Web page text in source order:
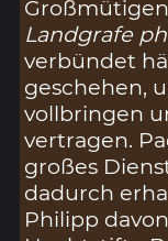
Landgrafe
verbündet
geschehen,
vollbringen
vertragen.
großes
dadurch
Philipp